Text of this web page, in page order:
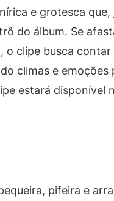
e grotesca
do álbum. Se
clipe busca
climas e
estará disponível
pifeira e